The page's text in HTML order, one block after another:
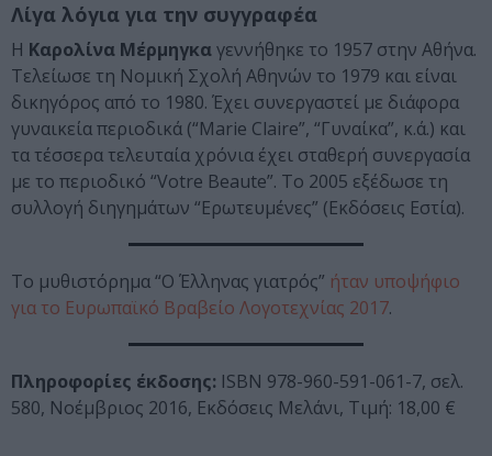
Λίγα λόγια για την συγγραφέα
Η Καρολίνα Μέρμηγκαγεννήθηκε το 1957 στην Αθήνα.
Τελείωσε τη Νομική Σχολή Αθηνών το 1979 και είναι
δικηγόρος από το 1980. Έχει συνεργαστεί με διάφορα
γυναικεία περιοδικά (“Marie Claire”, “Γυναίκα”, κ.ά.) και
τα τέσσερα τελευταία χρόνια έχει σταθερή συνεργασία
με το περιοδικό “Votre Beaute”. Το 2005 εξέδωσε τη
συλλογή διηγημάτων “Ερωτευμένες” (Εκδόσεις Εστία).
Το μυθιστόρημα “Ο Έλληνας γιατρός” ήταν υποψήφιο
για το Ευρωπαϊκό Βραβείο Λογοτεχνίας 2017.
Πληροφορίες έκδοσης: ISBN 978-960-591-061-7, σελ.
580, Νοέμβριος 2016, Εκδόσεις Μελάνι, Τιμή: 18,00 €